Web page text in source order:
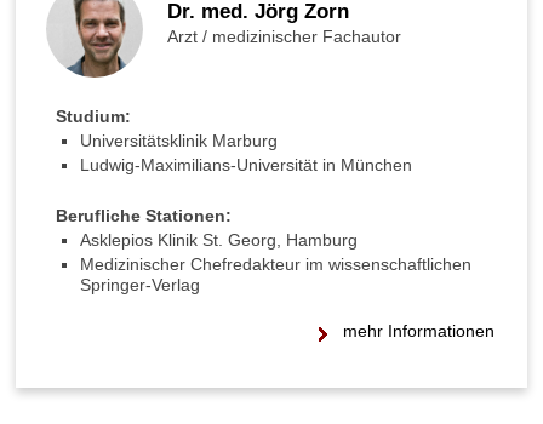
Dr. med. Jörg Zorn
Arzt / medizinischer Fachautor
Studium:
Universitätsklinik Marburg
Ludwig-Maximilians-Universität in München
Berufliche Stationen:
Asklepios Klinik St. Georg, Hamburg
Medizinischer Chefredakteur im wissenschaftlichen
Springer-Verlag
mehr Informationen
e
r
z
n
?
n
n
M
n